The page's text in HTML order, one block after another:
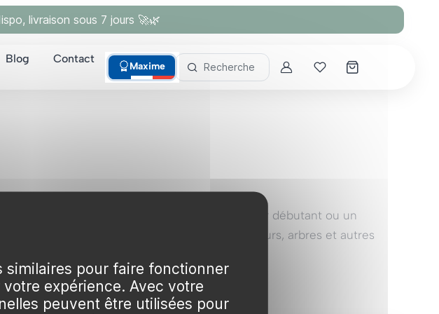
livraison sous 7 jours 🚀🌿
Blog Contact
Maxime Recherche AccountMes coups de cœur
de vos plantes. Que vous soyez un jardinier débutant ou un
influencer la croissance de vos fleurs, arbres et autres
similaires pour faire fonctionner
votre expérience. Avec votre
peuvent être utilisées pour